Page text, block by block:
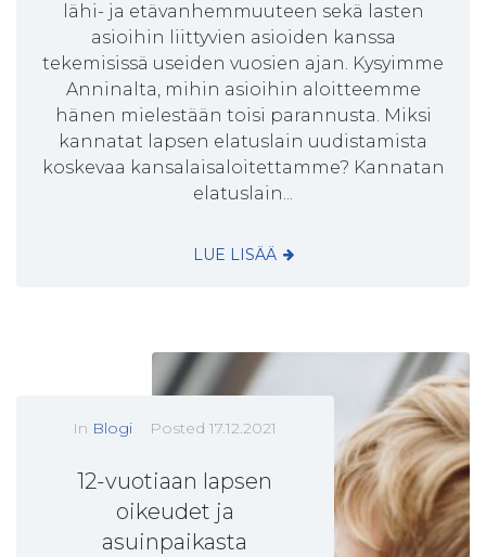
lähi- ja etävanhemmuuteen sekä lasten
asioihin liittyvien asioiden kanssa
tekemisissä useiden vuosien ajan. Kysyimme
Anninalta, mihin asioihin aloitteemme
hänen mielestään toisi parannusta. Miksi
kannatat lapsen elatuslain uudistamista
koskevaa kansalaisaloitettamme? Kannatan
elatuslain...
LUE LISÄÄ
In Blogi Posted17.12.2021
12-vuotiaan lapsen
oikeudet ja
asuinpaikasta